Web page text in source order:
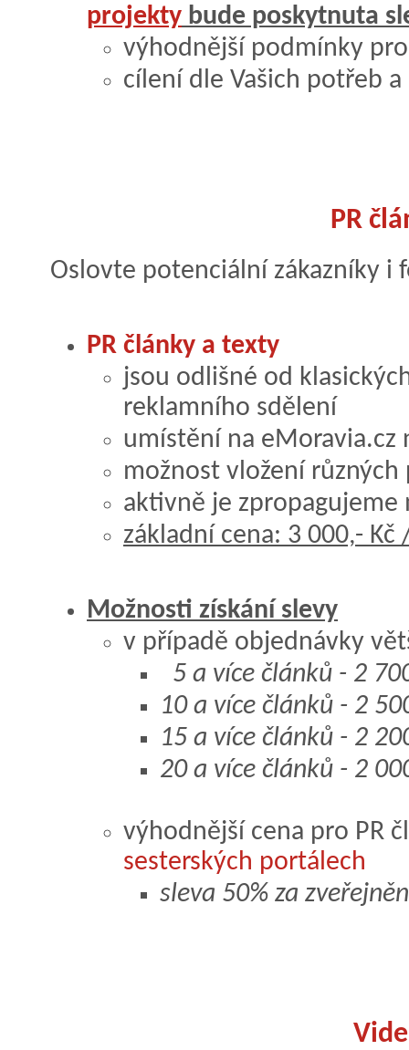
projekty bude poskytnuta
výhodnější podmínky
cílení dle Vašich potřeb a
PR
Oslovte potenciální zákazníky i
PR články a texty
jsou odlišné od
reklamního sdělení
umístění na eMoravia.cz
možnost vložení
aktivně je zpropagujeme
základní cena: 3 000,-
Možnosti získání slevy
v případě objednávky
5 a více článků - 2
10 a více článků - 2
15 a více článků - 2
20 a více článků - 2
výhodnější cena pro PR
sesterských portálech
sleva 50% za